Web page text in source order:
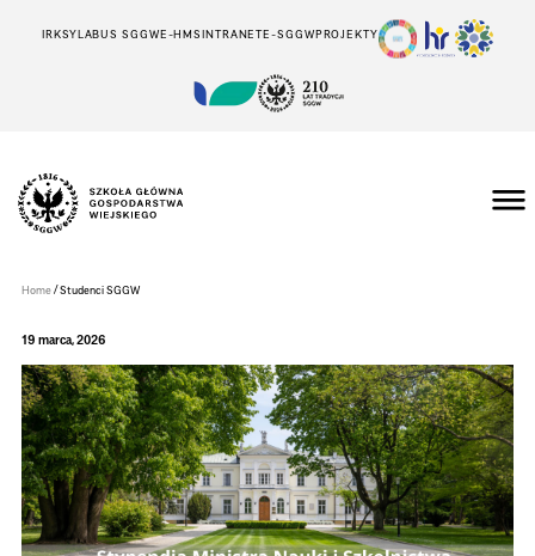
IRKSYLABUS SGGWE-HMSINTRANETE-SGGWPROJEKTY
Wiejskiego
Warszawie
Home/Studenci SGGW
19 marca, 2026